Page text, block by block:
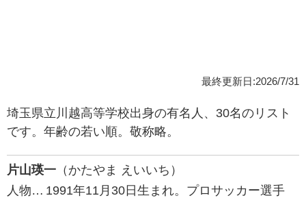
最終更新日:2026/7/31
埼玉県立川越高等学校出身の有名人、30名のリスト
です。年齢の若い順。敬称略。
片山瑛一 （かたやま えいいち）
人物… 1991年11月30日生まれ。プロサッカー選手